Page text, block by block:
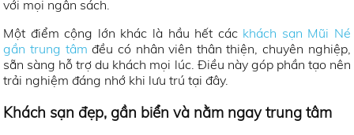
với mọi ngân sách.
Một điểm cộng lớn khác là hầu hết các khách sạn Mũi Né
gần trung tâm đều có nhân viên thân thiện, chuyên nghiệp,
sẵn sàng hỗ trợ du khách mọi lúc. Điều này góp phần tạo nên
trải nghiệm đáng nhớ khi lưu trú tại đây.
Khách sạn đẹp, gần biển và nằm ngay trung tâm